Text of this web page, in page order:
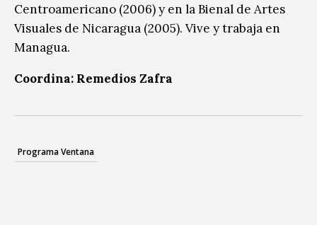
Centroamericano (2006) y en la Bienal de Artes
Visuales de Nicaragua (2005). Vive y trabaja en
Managua.
Coordina: Remedios Zafra
Programa Ventana